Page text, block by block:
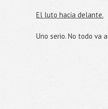
El luto hacia delante.
Uno serio. No todo va